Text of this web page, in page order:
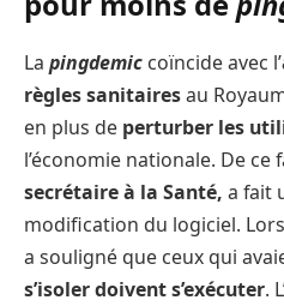
La pingdemic coïncide avec l’
règles sanitairesau
en plus de perturber les
l’économie nationale. De ce
secrétaire à la Santé, a fait
modification du logiciel.
a souligné que ceux qui
s’isolerdoivent s’exécuter.